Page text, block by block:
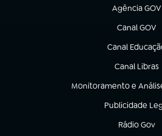
Agência GOV
(abre em
Canal GOV
(abre em
Canal
(abre em nova
Canal Libras
(abre em
Monitoramento e
(abre em nova aba)
Publicidade
(abre em nova
Rádio Gov
(abre em